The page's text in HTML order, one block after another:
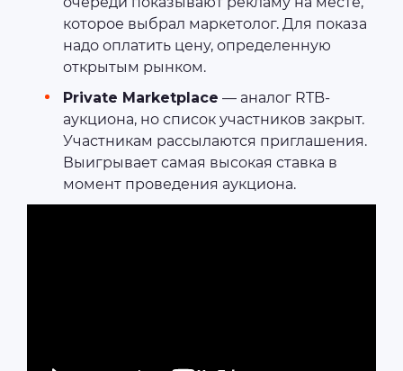
которое выбрал маркетолог. Для показа
надо оплатить цену, определенную
открытым рынком.
Private Marketplace — аналог RTB-
аукциона, но список участников закрыт.
Участникам рассылаются приглашения.
Выигрывает самая высокая ставка в
момент проведения аукциона.